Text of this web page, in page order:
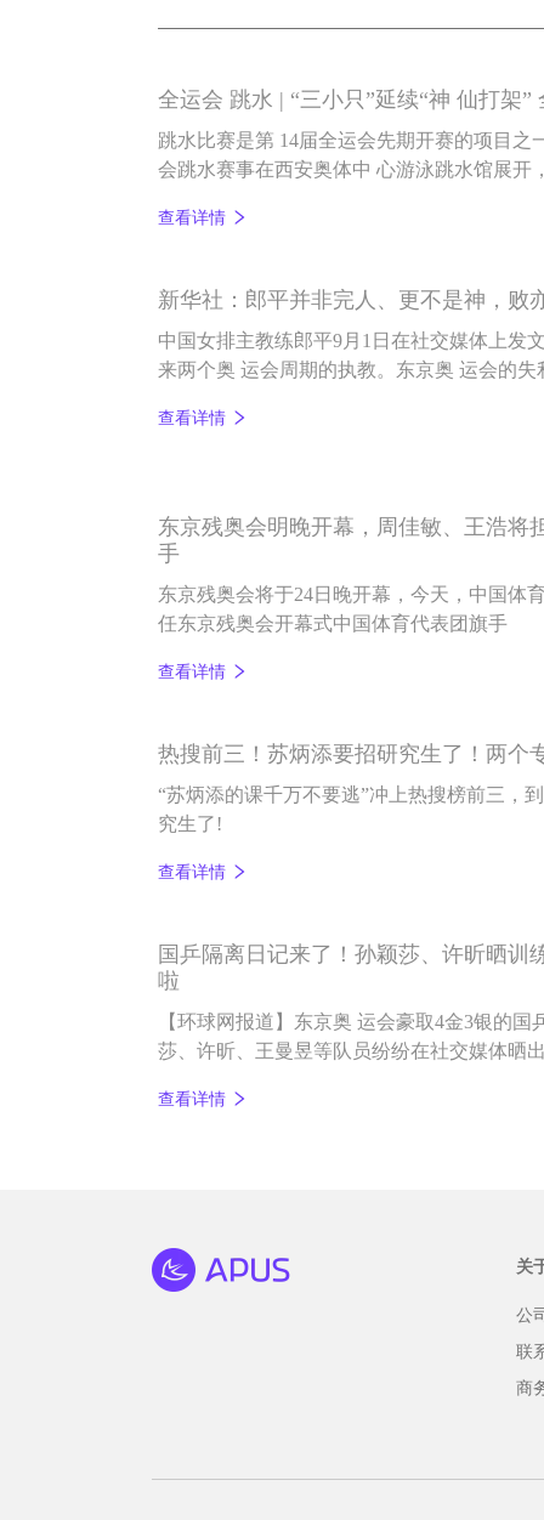
全运会 跳水 | “三小只”延续“神 仙打架”
跳水比赛是第 14届全运会先期开赛的项目之
会跳水赛事在西安奥体中 心游泳跳水馆展开
决赛。
查看详情
新华社：郎平并非完人、更不是神，败
中国女排主教练郎平9月1日在社交媒体上发
来两个奥 运会周期的执教。东京奥 运会的
查看详情
东京残奥会明晚开幕，周佳敏、王浩将
手
东京残奥会将于24日晚开幕，今天，中国体
任东京残奥会开幕式中国体育代表团旗手
查看详情
热搜前三！苏炳添要招研究生了！两
“苏炳添的课千万不要逃”冲上热搜榜前三，
究生了!
查看详情
国乒隔离日记来了！孙颖莎、许昕晒训
啦
【环球网报道】东京奥 运会豪取4金3银的
莎、许昕、王曼昱等队员纷纷在社交媒体晒
查看详情
关
公
联
商